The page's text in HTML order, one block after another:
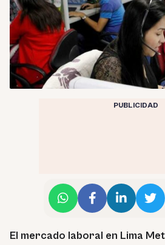
PUBLICIDAD
El mercado laboral en Lima